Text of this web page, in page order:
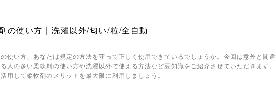
の使い方｜洗濯以外/匂い/粒/全自動
使い方、あなたは規定の方法を守って正しく使用できているでしょうか。今回は意外と間違
人の多い柔軟剤の使い方や洗濯以外で使える方法など豆知識をご紹介させていただきます。
活用して柔軟剤のメリットを最大限に利用しましょう。